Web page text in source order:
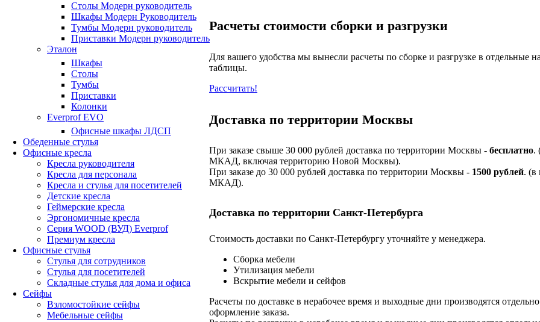
Столы Модерн руководитель
Шкафы Модерн Руководитель
Тумбы Модерн руководитель
Приставки Модерн руководитель
Эталон
Шкафы
Столы
Тумбы
Приставки
Колонки
Everprof EVO
Офисные шкафы ЛДСП
Обеденные стулья
Офисные кресла
Кресла руководителя
Кресла для персонала
Кресла и стулья для посетителей
Детские кресла
Геймерские кресла
Эргономичные кресла
Серия WOOD (ВУД) Everprof
Премиум кресла
Офисные стулья
Стулья для сотрудников
Стулья для посетителей
Складные стулья для дома и офиса
Сейфы
Взломостойкие сейфы
Мебельные сейфы
Расчеты стоимости сборки и разгрузки
Для вашего удобства мы вынесли расчеты по сборке и разгрузке в отдельные
таблицы.
Рассчитать!
Доставка по территории Москвы
При заказе свыше 30 000 рублей доставка по территории Москвы - бесплатно.
МКАД, включая территорию Новой Москвы).
При заказе до 30 000 рублей доставка по территории Москвы - 1500 рублей. (в
МКАД).
Доставка по территории Санкт-Петербурга
Стоимость доставки по Санкт-Петербургу уточняйте у менеджера.
Сборка мебели
Утилизация мебели
Вскрытие мебели и сейфов
Расчеты по доставке в нерабочее время и выходные дни производятся
оформление заказа.